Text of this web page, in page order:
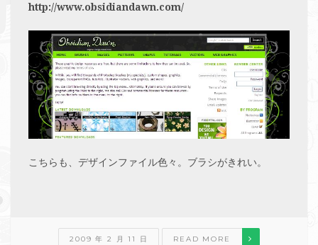
http://www.obsidiandawn.com/
こちらも、デザインファイル色々。ブラシがきれい。
2009 年 2 月 11 日 READ MORE